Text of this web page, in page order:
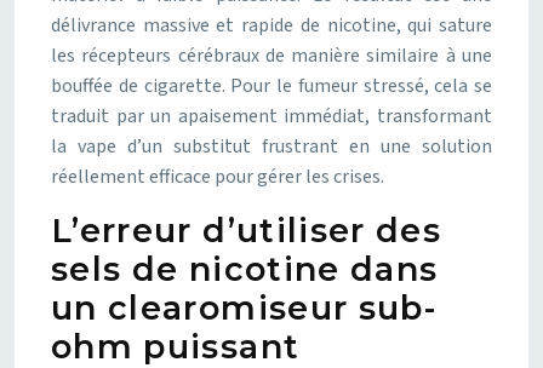
délivrance massive et rapide de nicotine, qui sature
les récepteurs cérébraux de manière similaire à une
bouffée de cigarette. Pour le fumeur stressé, cela se
traduit par un apaisement immédiat, transformant
la vape d’un substitut frustrant en une solution
réellement efficace pour gérer les crises.
L’erreur d’utiliser des
sels de nicotine dans
un clearomiseur sub-
ohm puissant